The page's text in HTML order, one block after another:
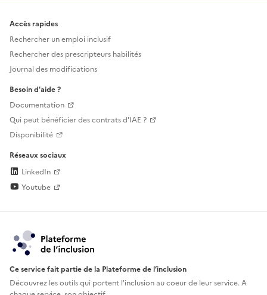
Accès rapides
Rechercher un emploi inclusif
Rechercher des prescripteurs habilités
Journal des modifications
Besoin d'aide ?
Documentation
Qui peut bénéficier des contrats d'IAE ?
Disponibilité
Réseaux sociaux
LinkedIn
Youtube
Ce service fait partie de la Plateforme de l’inclusion
Découvrez les outils qui portent l'inclusion aucoeur de leur service. A